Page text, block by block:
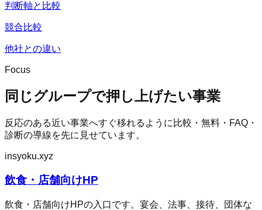
判断軸と比較
競合比較
他社との違い
Focus
同じグループで押し上げたい事業
反応のある近い事業へすぐ移れるように比較・無料・FAQ・
診断の導線を先に見せています。
insyoku.xyz
飲食・店舗向けHP
飲食・店舗向けHPの入口です。宴会、法事、接待、団体な